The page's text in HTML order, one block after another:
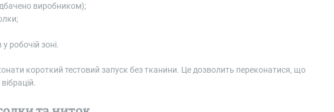
виробником);
робочій зоні.
короткий тестовий запуск без тканини. Це дозволить переконатися, що